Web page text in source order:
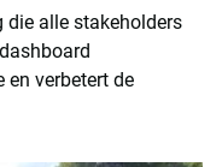
die alle stakeholders
verbetert de